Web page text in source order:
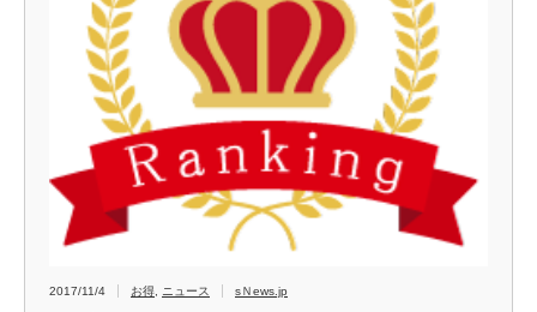
2017/11/4 お得 ニュース sＮews.jp